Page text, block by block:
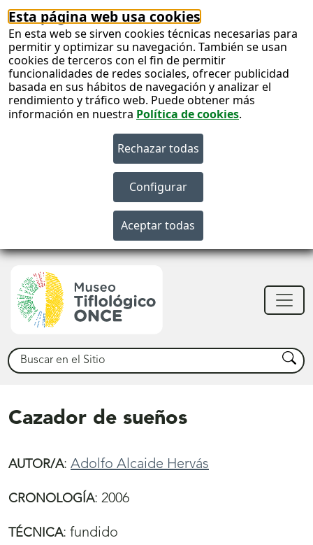
Esta página web usa cookies
En esta web se sirven cookies técnicas necesarias para
permitir y optimizar su navegación. También se usan
cookies de terceros con el fin de permitir
funcionalidades de redes sociales, ofrecer publicidad
basada en sus hábitos de navegación y analizar el
rendimiento y tráfico web. Puede obtener más
información en nuestra Política de cookies.
Buscar Buscar
Cazador de sueños
AUTOR/A: Adolfo Alcaide Hervás
CRONOLOGÍA: 2006
TÉCNICA: fundido